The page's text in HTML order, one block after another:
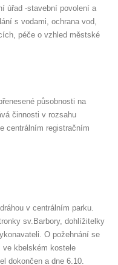
úřad -stavební povolení a
s vodami, ochrana vod,
péče o vzhled městské
působnosti na
činnosti v rozsahu
centrálním registračním
v centrálním parku.
sv.Barbory, dohlížitelky
O požehnání se
ve kbelském kostele
dokončen a dne 6.10.